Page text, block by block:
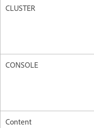
CLUSTER
CONSOLE
Content